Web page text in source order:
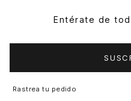
Entérate de
Rastrea tu pedido